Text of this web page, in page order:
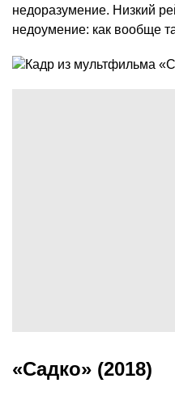
недоразумение. Низкий
недоумение: как вообще
«Садко» (2018)